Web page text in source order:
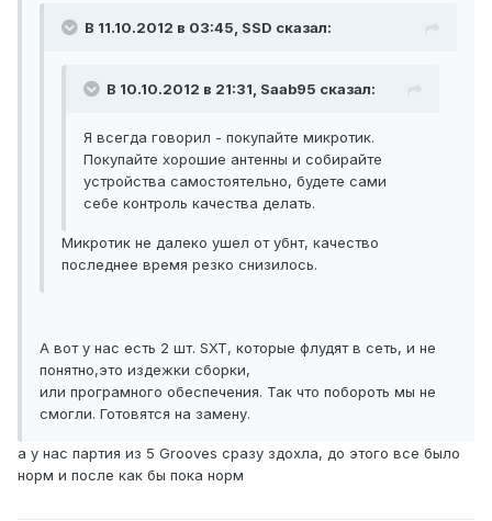
В 11.10.2012 в 03:45, SSD сказал:
В 10.10.2012 в 21:31, Saab95 сказал:
Я всегда говорил - покупайте микротик.
Покупайте хорошие антенны и собирайте
устройства самостоятельно, будете сами
себе контроль качества делать.
Микротик не далеко ушел от убнт, качество
последнее время резко снизилось.
А вот у нас есть 2 шт. SXT, которые флудят в сеть, и не
понятно,это издежки сборки,
или програмного обеспечения. Так что побороть мы не
смогли. Готовятся на замену.
а у нас партия из 5 Grooves сразу здохла, до этого все было
норм и после как бы пока норм